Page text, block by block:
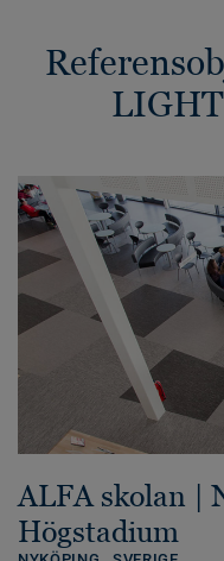
ALFA skolan |
Högstadium